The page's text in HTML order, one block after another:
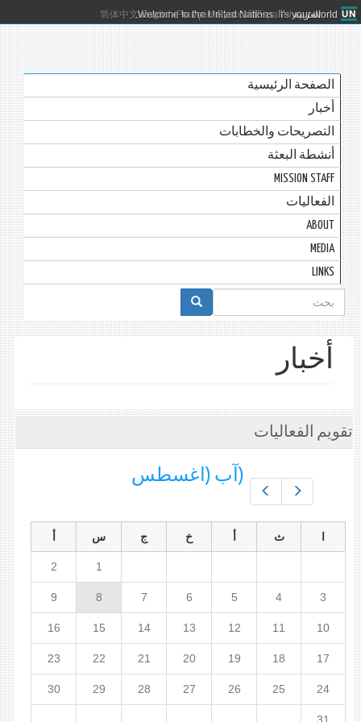
Welcome to the United Nations. It's your world.
العربية 简体中文 English Français Русский Español
الصفحة الرئيسية
أخبار
التصريحات والخطابات
أنشطة البعثة
MISSION STAFF
الفعاليات
ABOUT
MEDIA
LINKS
استمارة
البحث
أخبار
تقويم الفعاليات
(آب (اغسطس
ث خ ج س
1
2
3
4
5
6
7
8
9
10
11
12
13
14
15
16
17
18
19
20
21
22
23
24
25
26
27
28
29
30